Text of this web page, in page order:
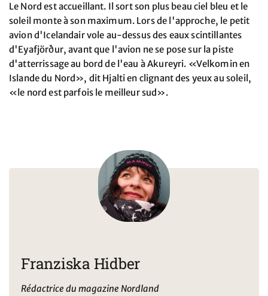
Le Nord est accueillant. Il sort son plus beau ciel bleu et le
soleil monte à son maximum. Lors de l'approche, le petit
avion d'Icelandair vole au-dessus des eaux scintillantes
d'Eyafjörður, avant que l'avion ne se pose sur la piste
d'atterrissage au bord de l'eau à Akureyri. «Velkomin en
Islande du Nord», dit Hjalti en clignant des yeux au soleil,
«le nord est parfois le meilleur sud».
Franziska Hidber
Rédactrice du magazine Nordland